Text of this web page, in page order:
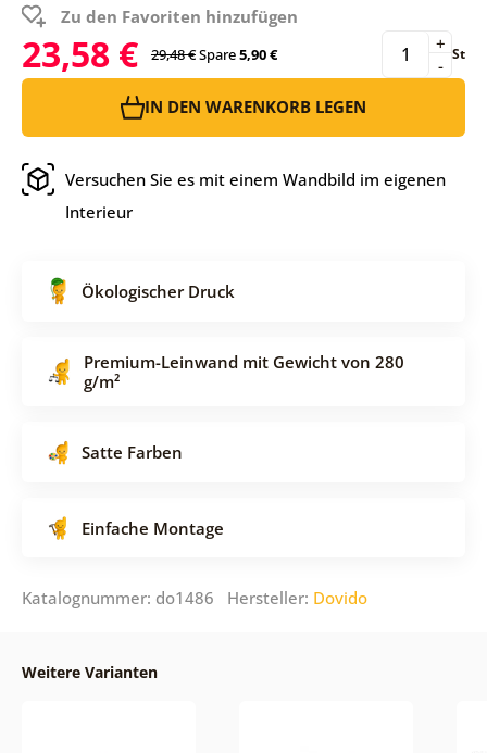
Zu den Favoriten hinzufügen
23,58 € 29,48 €Spare5,90 € -
+ St
IN DEN WARENKORB LEGEN
Versuchen Sie es mit einem Wandbild im eigenen
Interieur
Ökologischer Druck
Premium-Leinwand mit Gewicht von 280
g/m²
Satte Farben
Einfache Montage
Katalognummer: do1486 Hersteller: Dovido
Weitere Varianten